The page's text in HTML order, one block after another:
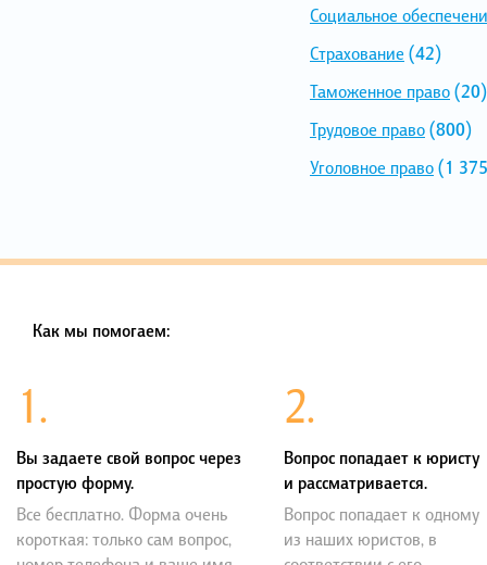
Социальное
Страхование (42)
Таможенное право(20)
Трудовое право(800)
Уголовное право(1
Как мы помогаем:
1.
Вы задаете свой вопрос через
простую форму.
Все бесплатно. Форма очень
короткая: только сам вопрос,
2.
Вопрос попадает к юристу
и рассматривается.
Вопрос попадает к одному
из наших юристов, в